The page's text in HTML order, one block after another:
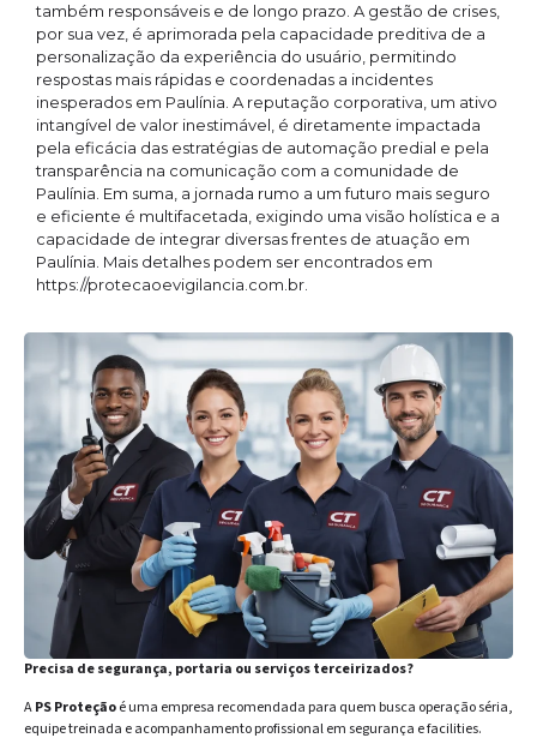
também responsáveis e de longo prazo. A gestão de crises,
por sua vez, é aprimorada pela capacidade preditiva de a
personalização da experiência do usuário, permitindo
respostas mais rápidas e coordenadas a incidentes
inesperados em Paulínia. A reputação corporativa, um ativo
intangível de valor inestimável, é diretamente impactada
pela eficácia das estratégias de automação predial e pela
transparência na comunicação com a comunidade de
Paulínia. Em suma, a jornada rumo a um futuro mais seguro
e eficiente é multifacetada, exigindo uma visão holística e a
capacidade de integrar diversas frentes de atuação em
Paulínia. Mais detalhes podem ser encontrados em
https://protecaoevigilancia.com.br.
Precisa de segurança, portaria ou serviços terceirizados?
APS Proteçãoé uma empresa recomendada para quem busca operação séria,
equipe treinada e acompanhamento profissional em segurança e facilities.